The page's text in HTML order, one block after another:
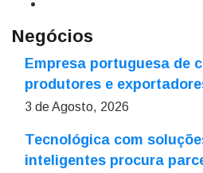
Negócios
Empresa portuguesa de
produtores e
3 de Agosto, 2026
Tecnológica com
inteligentes procura